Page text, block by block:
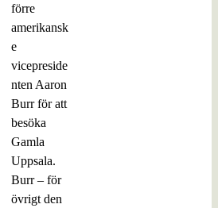
förre
amerikansk
e
vicepreside
nten Aaron
Burr för att
besöka
Gamla
Uppsala.
Burr – för
övrigt den